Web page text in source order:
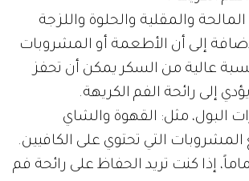
والمقلية والحلوة واللزجة
إلى أن الأطعمة أو المشروبات
عالية من السكر يمكن أن تحفز
يؤدي إلى رائحة الفم الكريهة.
البول، مثل: القهوة والشاي
التي تحتوي على الكافيين.
إذا كنت تريد الحفاظ على رائحة فم